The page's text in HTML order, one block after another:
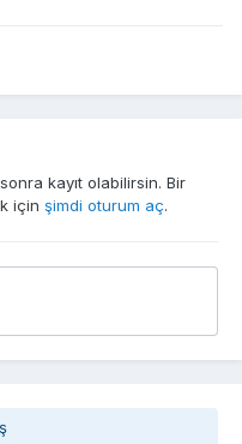
kayıt olabilirsin. Bir
için şimdi oturum aç.